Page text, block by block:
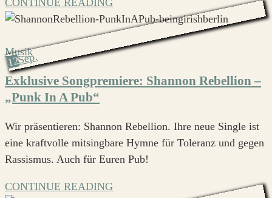
CONTINUE READING
12Sep.
Musik
Exklusive Songpremiere: Shannon Rebellion –
„Punk In A Pub“
Wir präsentieren: Shannon Rebellion. Ihre neue Single ist
eine kraftvolle mitsingbare Hymne für Toleranz und gegen
Rassismus. Auch für Euren Pub!
CONTINUE READING